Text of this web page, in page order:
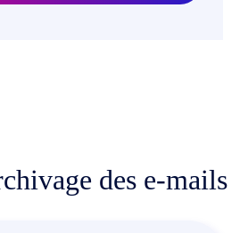
des e-mails